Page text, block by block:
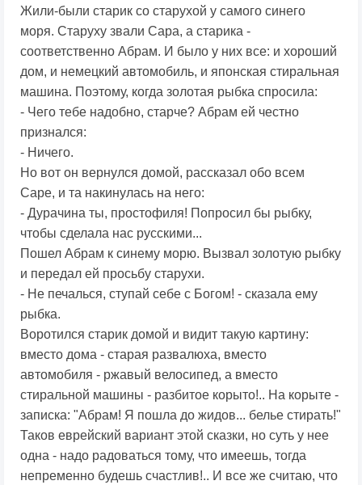
Жили-были старик со старухой у самого синего
моря. Старуху звали Сара, а старика -
соответственно Абрам. И было у них все: и хороший
дом, и немецкий автомобиль, и японская стиральная
машина. Поэтому, когда золотая рыбка спросила:
- Чего тебе надобно, старче? Абрам ей честно
признался:
- Ничего.
Но вот он вернулся домой, рассказал обо всем
Саре, и та накинулась на него:
- Дурачина ты, простофиля! Попросил бы рыбку,
чтобы сделала нас русскими...
Пошел Абрам к синему морю. Вызвал золотую рыбку
и передал ей просьбу старухи.
- Не печалься, ступай себе с Богом! - сказала ему
рыбка.
Воротился старик домой и видит такую картину:
вместо дома - старая развалюха, вместо
автомобиля - ржавый велосипед, а вместо
стиральной машины - разбитое корыто!.. На корыте -
записка: "Абрам! Я пошла до жидов... белье стирать!"
Таков еврейский вариант этой сказки, но суть у нее
одна - надо радоваться тому, что имеешь, тогда
непременно будешь счастлив!.. И все же считаю, что